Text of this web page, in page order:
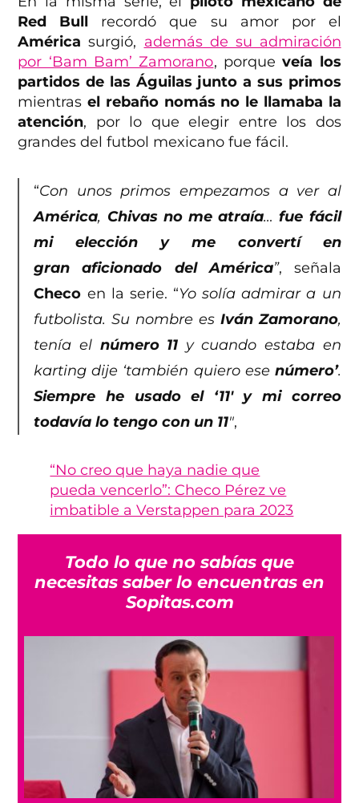
Red Bull recordó que su amor por el
Américasurgió, además de su admiración
por ‘Bam Bam’ Zamorano, porqueveía los
partidos de las Águilas junto a sus primos
mientrasel rebaño nomás no le llamaba la
atención, por lo que elegir entre los dos
grandes del futbol mexicano fue fácil.
“Con unos primos empezamos a ver al
América, Chivas no me atraía…fue fácil
mi elección
y me convertí en
gran
aficionado del América”, señala
Checo en la serie. “Yo solía admirar a un
futbolista. Su nombre es Iván Zamorano,
tenía el número 11 y cuando estaba en
karting dije ‘también quiero ese número’.
Siempre he usado el ‘11′ y mi correo
todavía lo tengo con un 11″,
“No creo que haya nadie que
pueda vencerlo”: Checo Pérez ve
imbatible a Verstappen para 2023
Todo lo que no sabías que
necesitas saber lo encuentras en
Sopitas.com